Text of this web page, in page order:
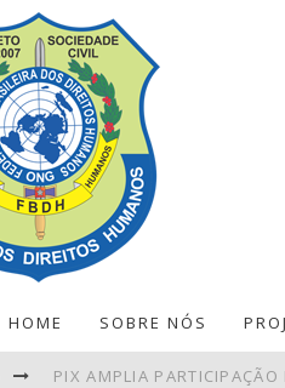
HOME SOBRE NÓS
PIX AMPLIA